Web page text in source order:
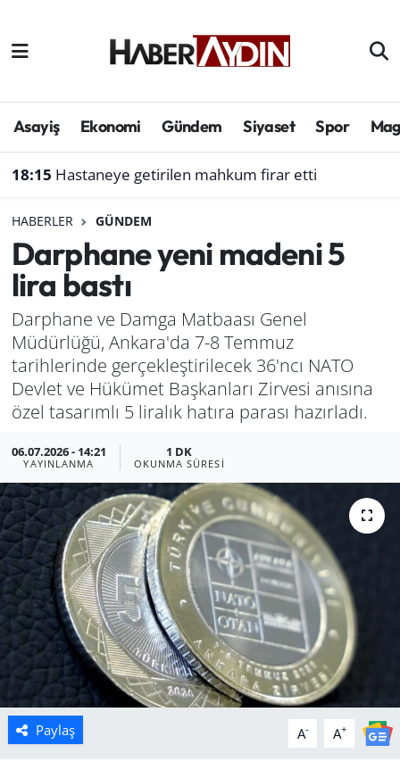
Asayiş Ekonomi Gündem Siyaset Spor
18:15 Hastaneye getirilen mahkum firar etti
HABERLER GÜNDEM
Darphane yeni madeni 5
lira bastı
Darphane ve Damga Matbaası Genel
Müdürlüğü, Ankara'da 7-8 Temmuz
tarihlerinde gerçekleştirilecek 36'ncı NATO
Devlet ve Hükümet Başkanları Zirvesi anısına
özel tasarımlı 5 liralık hatıra parası hazırladı.
06.07.2026 - 14:21
YAYINLANMA
1 DK
OKUNMA SÜRESI
Paylaş A- A+
Afyonkarahisar
Çevre
Genel
Haber
Izmir
Kütahya
Politika
Uşak
Aydın Hava Durumu
Süper Lig Puan Durumu ve Fikstür
Son Dakika Haberleri
Haber Arşivi